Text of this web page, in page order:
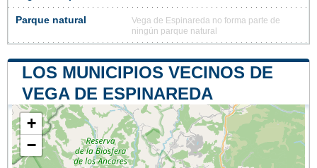
Parque natural
Vega de Espinareda no forma parte de
ningún parque natural
LOS MUNICIPIOS VECINOS DE
VEGA DE ESPINAREDA
+
−